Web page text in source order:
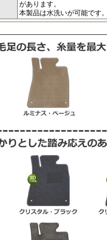
があります。
本製品は水洗いが可能です